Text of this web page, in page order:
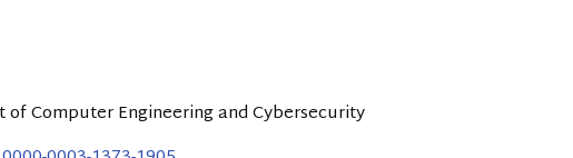
of Computer Engineering and Cybersecurity